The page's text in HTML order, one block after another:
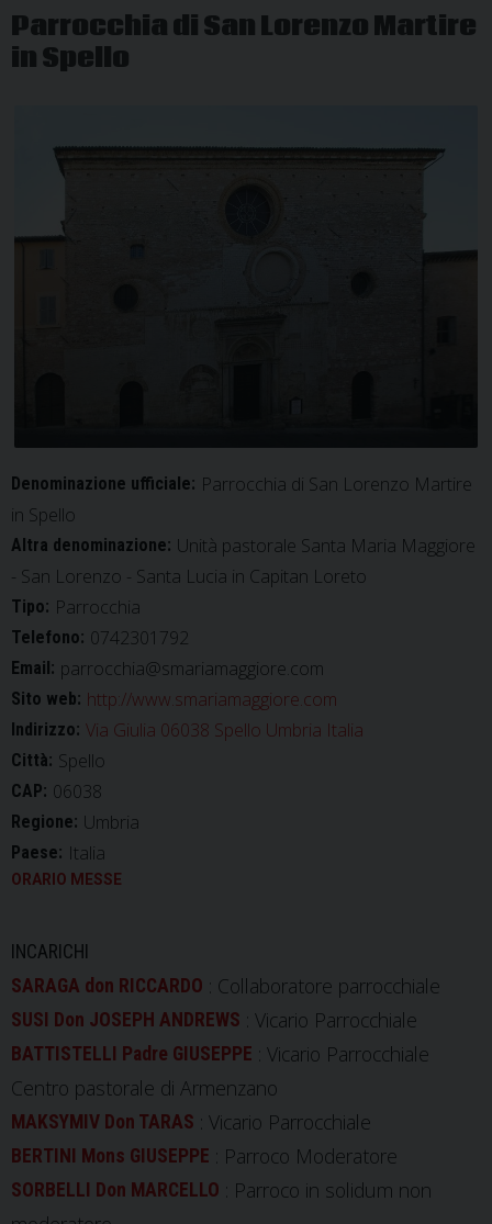
Parrocchia di San Lorenzo Martire
in Spello
Denominazione ufficiale: Parrocchia di San Lorenzo Martire
in Spello
Altra denominazione: Unità pastorale Santa Maria Maggiore
- San Lorenzo - Santa Lucia in Capitan Loreto
Tipo: Parrocchia
Telefono: 0742301792
Email: parrocchia@smariamaggiore.com
Sito web: http://www.smariamaggiore.com
Indirizzo: Via Giulia 06038 Spello Umbria Italia
Città: Spello
CAP: 06038
Regione: Umbria
Paese: Italia
ORARIO MESSE
INCARICHI
SARAGA don RICCARDO : Collaboratore parrocchiale
SUSI Don JOSEPH ANDREWS : Vicario Parrocchiale
BATTISTELLI Padre GIUSEPPE : Vicario Parrocchiale
Centro pastorale di Armenzano
MAKSYMIV Don TARAS : Vicario Parrocchiale
BERTINI Mons GIUSEPPE : Parroco Moderatore
SORBELLI Don MARCELLO : Parroco in solidum non